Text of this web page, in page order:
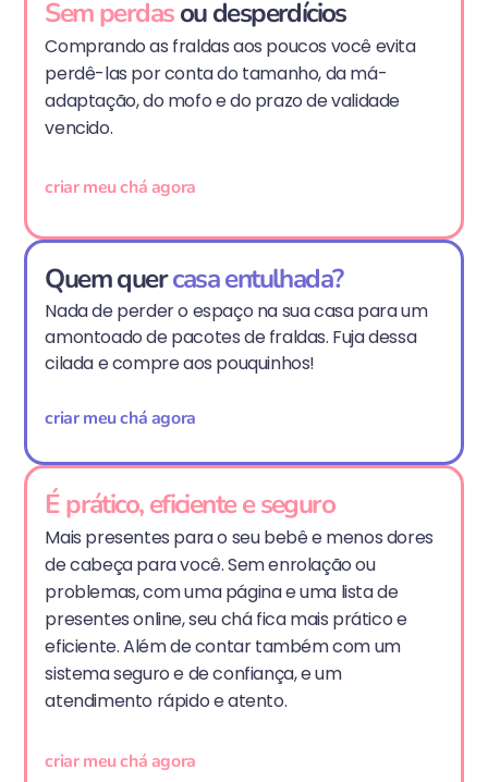
Sem perdasou desperdícios
Comprando as fraldas aos poucos você evita
perdê-las por conta do tamanho, da má-
adaptação, do mofo e do prazo de validade
vencido.
criar meu chá agora
Quem quercasa entulhada?
Nada de perder o espaço na sua casa para um
amontoado de pacotes de fraldas. Fuja dessa
cilada e compre aos pouquinhos!
criar meu chá agora
É prático, eficiente e seguro
Mais presentes para o seu bebê e menos dores
de cabeça para você. Sem enrolação ou
problemas, com uma página e uma lista de
presentes online, seu chá fica mais prático e
eficiente. Além de contar também com um
sistema seguro e de confiança, e um
atendimento rápido e atento.
criar meu chá agora